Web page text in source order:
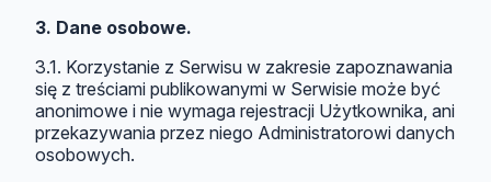
3. Dane osobowe.
3.1. Korzystanie z Serwisu w zakresie zapoznawania
się z treściami publikowanymi w Serwisie może być
anonimowe i nie wymaga rejestracji Użytkownika, ani
przekazywania przez niego Administratorowi danych
osobowych.